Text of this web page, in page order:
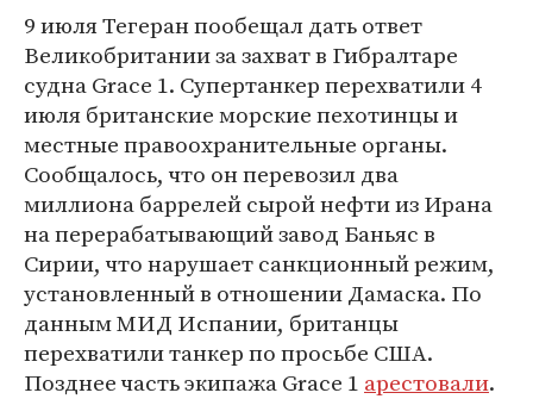
9 июля Тегеран пообещал дать ответ
Великобритании за захват в Гибралтаре
судна Grace 1. Супертанкер перехватили 4
июля британские морские пехотинцы и
местные правоохранительные органы.
Сообщалось, что он перевозил два
миллиона баррелей сырой нефти из Ирана
на перерабатывающий завод Баньяс в
Сирии, что нарушает санкционный режим,
установленный в отношении Дамаска. По
данным МИД Испании, британцы
перехватили танкер по просьбе США.
Позднее часть экипажа Grace 1 арестовали.